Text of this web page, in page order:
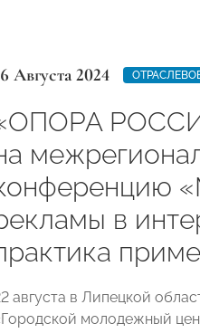
Августа 2024
в
августа в Липецкой
молодежный